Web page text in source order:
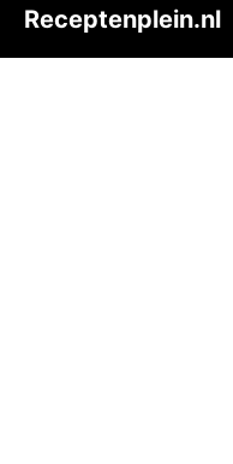
Receptenplein.nl